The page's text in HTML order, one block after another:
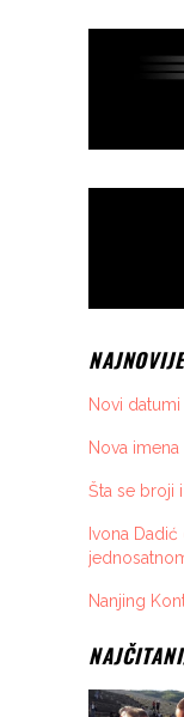
Novi
Nova
Šta se broji
Ivona
Nanjing